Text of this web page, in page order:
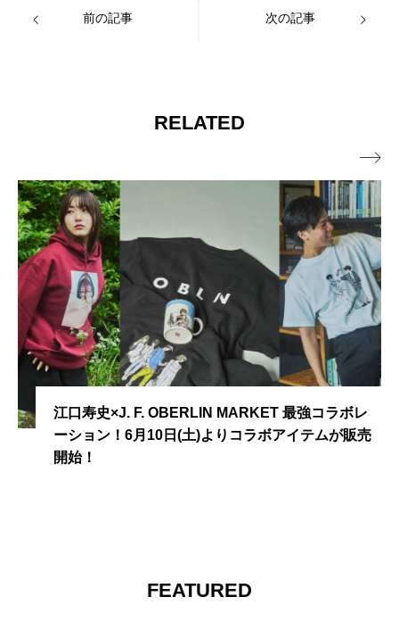
前の記事 次の記事
RELATED
江口寿史×J. F. OBERLIN MARKET 最強コラボレ
ーション！6月10日(土)よりコラボアイテムが販売
開始！

FEATURED